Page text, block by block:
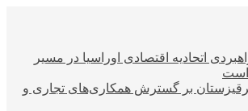
اتحادیه اقتصادی اوراسیا در مسیر
است
قرقیزستان بر گسترش همکاری‌های تجاری و